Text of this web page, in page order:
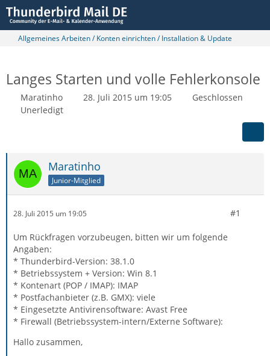
Allgemeines Arbeiten / Konten einrichten / Installation & Update
Langes Starten und volle Fehlerkonsole
Maratinho 28. Juli 2015 um 19:05
Geschlossen
Unerledigt
Maratinho
Junior-Mitglied
28. Juli 2015 um 19:05 #1
Um Rückfragen vorzubeugen, bitten wir um folgende
Angaben:
* Thunderbird-Version: 38.1.0
* Betriebssystem + Version: Win 8.1
* Kontenart (POP / IMAP): IMAP
* Postfachanbieter (z.B. GMX): viele
* Eingesetzte Antivirensoftware: Avast Free
* Firewall (Betriebssystem-intern/Externe Software):
Hallo zusammen,